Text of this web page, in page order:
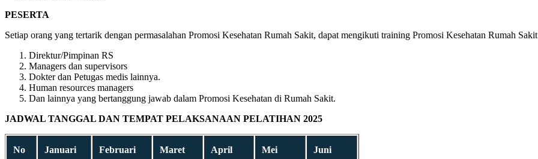
PESERTA
Setiap orang yang tertarik dengan permasalahan Promosi Kesehatan Rumah Sakit, dapat mengikuti training Promosi Kesehatan Rumah
Direktur/Pimpinan RS
Managers dan supervisors
Dokter dan Petugas medis lainnya.
Human resources managers
Dan lainnya yang bertanggung jawab dalam Promosi Kesehatan di Rumah Sakit.
JADWAL TANGGAL DAN TEMPAT PELAKSANAAN PELATIHAN 2025
No Januari Februari Maret April Mei Juni